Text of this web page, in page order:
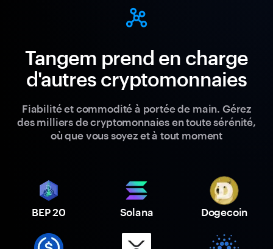
Tangem prend en charge
d'autres cryptomonnaies
Fiabilité et commodité à portée de main. Gérez
des milliers de cryptomonnaies en toute sérénité,
où que vous soyez et à tout moment
BEP 20 Solana Dogecoin